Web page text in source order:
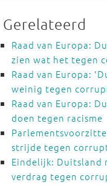
Gerelateerd
Raad van Europa:
zien wat het tegen
Raad van Europa:
weinig tegen
Raad van Europa:
doen tegen racisme
strijde tegen
Eindelijk: Duitsland
verdrag tegen